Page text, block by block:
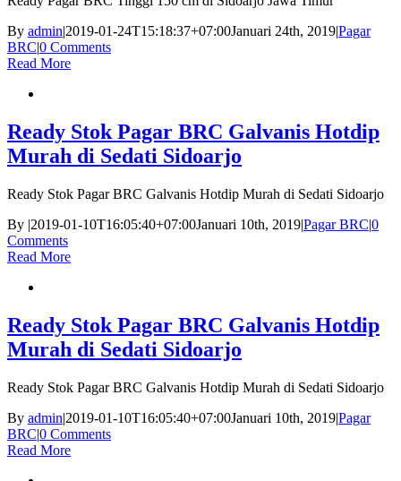
By admin|2019-01-24T15:18:37+07:00Januari 24th, 2019|Pagar
BRC|0 Comments
Read More
Ready Stok Pagar BRC Galvanis Hotdip
Murah di Sedati Sidoarjo
Ready Stok Pagar BRC Galvanis Hotdip Murah di Sedati Sidoarjo
By |2019-01-10T16:05:40+07:00Januari 10th, 2019|Pagar BRC|0
Comments
Read More
Ready Stok Pagar BRC Galvanis Hotdip
Murah di Sedati Sidoarjo
Ready Stok Pagar BRC Galvanis Hotdip Murah di Sedati Sidoarjo
By admin|2019-01-10T16:05:40+07:00Januari 10th, 2019|Pagar
BRC|0 Comments
Read More